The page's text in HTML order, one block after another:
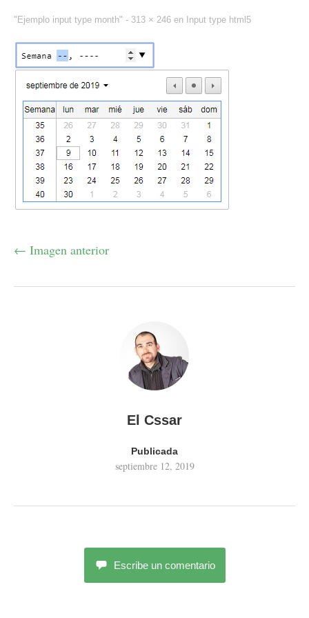
"Ejemplo input type month" - 313 × 246 en Input type html5
← Imagen anterior
El Cssar
Publicada
septiembre 12, 2019
Escribe un comentario